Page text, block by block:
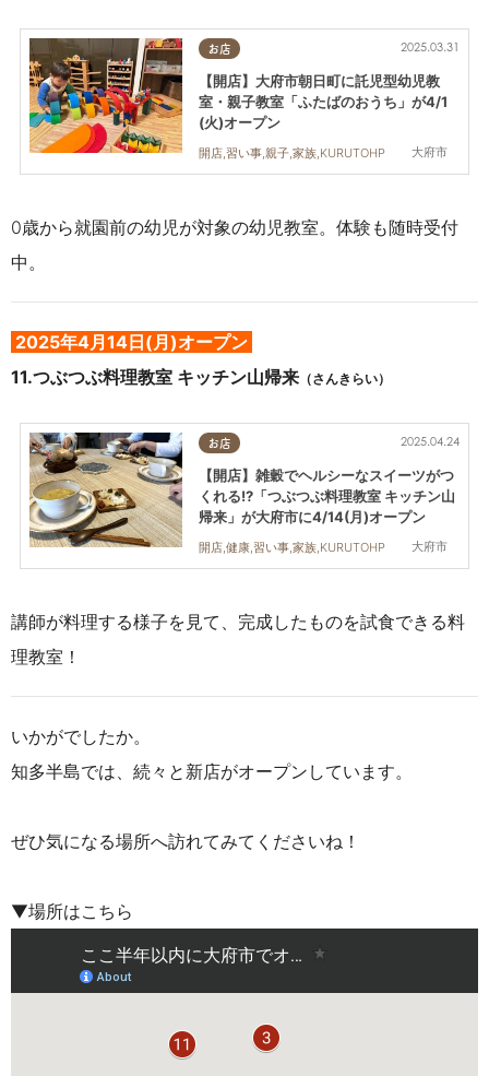
お店
大府市
2025.03.31
【開店】大府市朝日町に託児型幼児教
室・親子教室「ふたばのおうち」が4/1
(火)オープン
開店,習い事,親子,家族,KURUTOHP
0歳から就園前の幼児が対象の幼児教室。体験も随時受付
中。
2025年4月14日(月)オープン
11.つぶつぶ料理教室 キッチン山帰来 （さんきらい）
お店
大府市
2025.04.24
【開店】雑穀でヘルシーなスイーツがつ
くれる!?「つぶつぶ料理教室 キッチン山
帰来」が大府市に4/14(月)オープン
開店,健康,習い事,家族,KURUTOHP
講師が料理する様子を見て、完成したものを試食できる料
理教室！
いかがでしたか。
知多半島では、続々と新店がオープンしています。
ぜひ気になる場所へ訪れてみてくださいね！
▼場所はこちら